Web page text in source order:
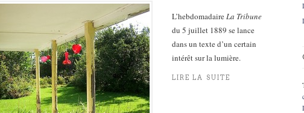
L’hebdomadaireLa Tribune
du 5 juillet 1889 se lance
dans un texte d’un certain
intérêt sur la lumière.
LIRE LA SUITE